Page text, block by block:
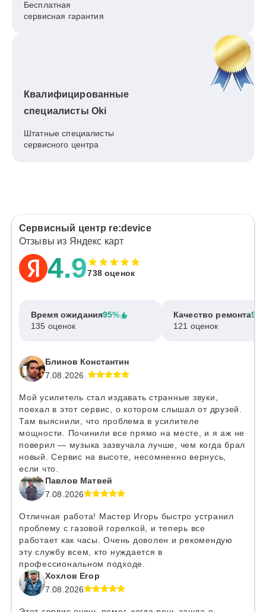
Бесплатная
сервисная гарантия
Квалифицированные
специалисты Oki
Штатные специалисты
сервисного центра
Сервисный центр re:device
Отзывы из Яндекс карт
4.9738 оценок
Время ожидания95%
135 оценок
Качество ремонта
121 оценок
Блинов Константин
7.08.2026
Мой усилитель стал издавать странные звуки,
поехал в этот сервис, о котором слышал от друзей.
Там выяснили, что проблема в усилителе
мощности. Починили все прямо на месте, и я аж не
поверил — музыка зазвучала лучше, чем когда брал
новый. Сервис на высоте, несомненно вернусь,
если что.
Павлов Матвей
7.08.2026
Отличная работа! Мастер Игорь быстро устранил
проблему с газовой горелкой, и теперь все
работает как часы. Очень доволен и рекомендую
эту службу всем, кто нуждается в
профессиональном подходе.
Хохлов Егор
7.08.2026